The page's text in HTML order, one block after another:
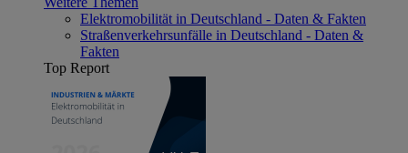
Elektromobilität in Deutschland - Daten & Fakten
Straßenverkehrsunfälle in Deutschland - Daten &
Fakten
Top Report